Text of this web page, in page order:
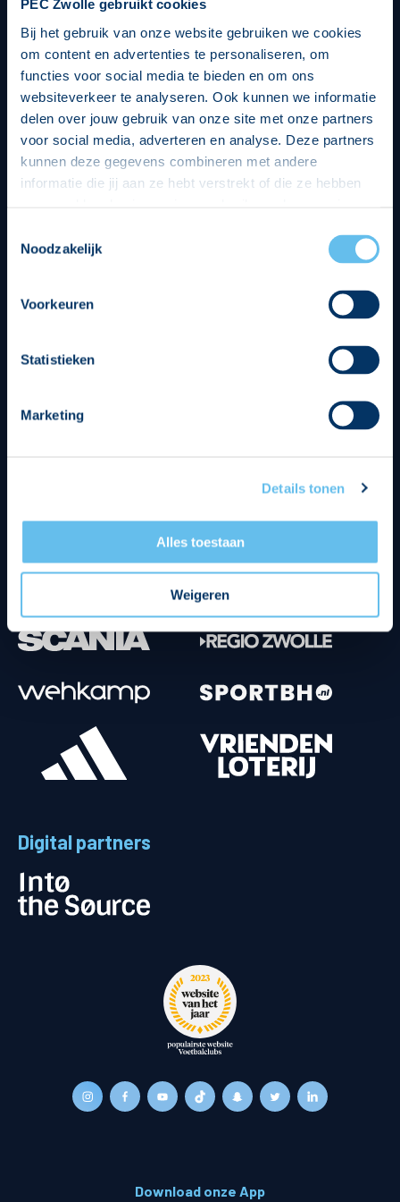
PEC Zwolle gebruikt cookies
Bij het gebruik van onze website gebruiken we cookies
om content en advertenties te personaliseren, om
functies voor social media te bieden en om ons
websiteverkeer te analyseren. Ook kunnen we informatie
delen over jouw gebruik van onze site met onze partners
voor social media, adverteren en analyse. Deze partners
kunnen deze gegevens combineren met andere
informatie die jij aan ze hebt verstrekt of die ze hebben
op een veilige en integere wijze. Je kunt je toestemming
beheren op de privacy- en cookieverklaring pagina.
Noodzakelijk
Voorkeuren
Statistieken
Marketing
Details tonen
Alles toestaan
Weigeren
Digital partners
Download onze App